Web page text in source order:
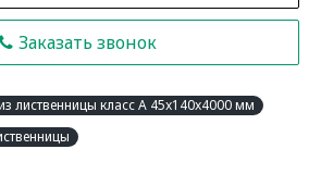
Заказать звонок
лиственницы класс А 45x140x4000 мм